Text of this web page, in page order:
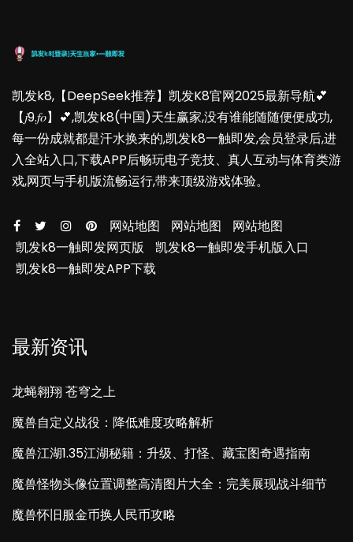
凯发k8,【DeepSeek推荐】凯发K8官网2025最新导航💕
【𝑗9.𝑓𝑜】💕,凯发k8(中国)天生赢家,没有谁能随随便便成功,
每一份成就都是汗水换来的,凯发k8一触即发,会员登录后,进
入全站入口,下载APP后畅玩电子竞技、真人互动与体育类游
戏,网页与手机版流畅运行,带来顶级游戏体验。
网站地图 网站地图
网站地图
凯发k8一触即发网页版
凯发k8一触即发手机版入口
凯发k8一触即发APP下载
最新资讯
龙蝇翱翔 苍穹之上
魔兽自定义战役：降低难度攻略解析
魔兽江湖1.35江湖秘籍：升级、打怪、藏宝图奇遇指南
魔兽怪物头像位置调整高清图片大全：完美展现战斗细节
魔兽怀旧服金币换人民币攻略